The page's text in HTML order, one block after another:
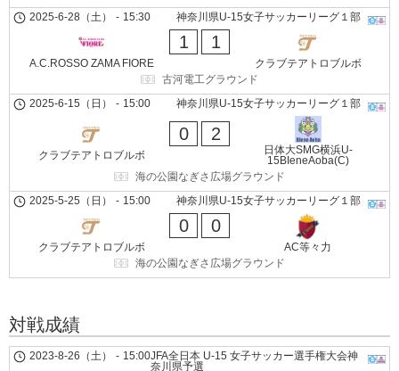
神奈川県U-15女子サッカーリーグ１部
2025-6-28（土） - 15:30
A.C.ROSSO ZAMA FIORE
1 1
クラブテアトロブルボ
古河電工グラウンド
神奈川県U-15女子サッカーリーグ１部
2025-6-15（日） - 15:00
クラブテアトロブルボ
0 2
日体大SMG横浜U-
15BIeneAoba(C)
海の公園なぎさ広場グラウンド
神奈川県U-15女子サッカーリーグ１部
2025-5-25（日） - 15:00
クラブテアトロブルボ
0 0
AC等々力
海の公園なぎさ広場グラウンド
対戦成績
JFA全日本 U-15 女子サッカー選手権大会神
奈川県予選
2023-8-26（土） - 15:00